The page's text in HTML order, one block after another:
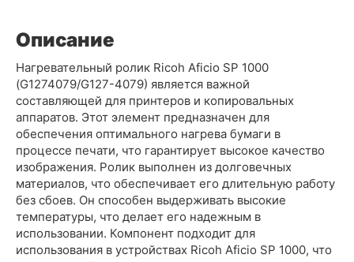
Описание
Нагревательный ролик Ricoh Aficio SP 1000
(G1274079/G127-4079) является важной
составляющей для принтеров и копировальных
аппаратов. Этот элемент предназначен для
обеспечения оптимального нагрева бумаги в
процессе печати, что гарантирует высокое качество
изображения. Ролик выполнен из долговечных
материалов, что обеспечивает его длительную работу
без сбоев. Он способен выдерживать высокие
температуры, что делает его надежным в
использовании. Компонент подходит для
использования в устройствах Ricoh Aficio SP 1000, что